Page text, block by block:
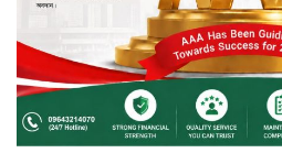
নিসচা
মিয়া বাবুল
মার্কেন্টাইল